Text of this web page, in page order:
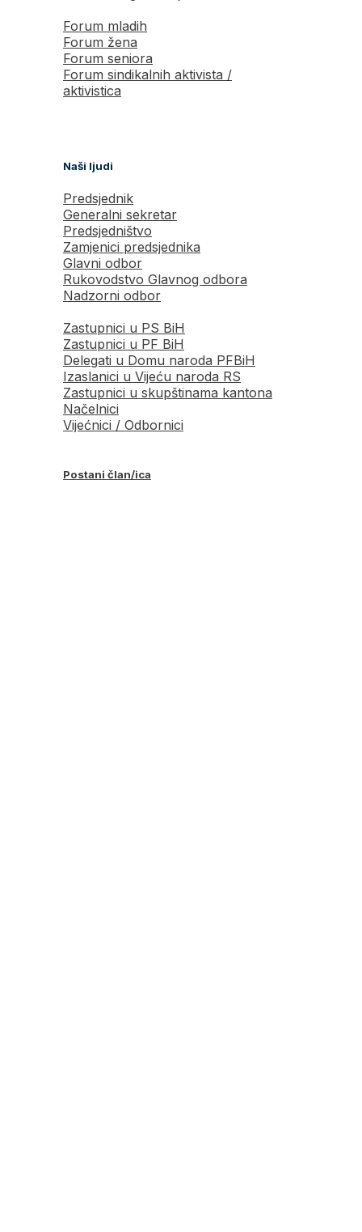
Forum mladih
Forum žena
Forum seniora
Forum sindikalnih aktivista /
aktivistica
Naši ljudi
Predsjednik
Generalni sekretar
Predsjedništvo
Zamjenici predsjednika
Glavni odbor
Rukovodstvo Glavnog odbora
Nadzorni odbor
Zastupnici u PS BiH
Zastupnici u PF BiH
Delegati u Domu naroda PFBiH
Izaslanici u Vijeću naroda RS
Zastupnici u skupštinama kantona
Načelnici
Vijećnici / Odbornici
Postani član/ica